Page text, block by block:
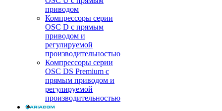
приводом
Компрессоры серии
OSC D с прямым
приводом и
регулируемой
производительностью
Компрессоры серии
OSC DS Premium с
прямым приводом и
регулируемой
производительностью